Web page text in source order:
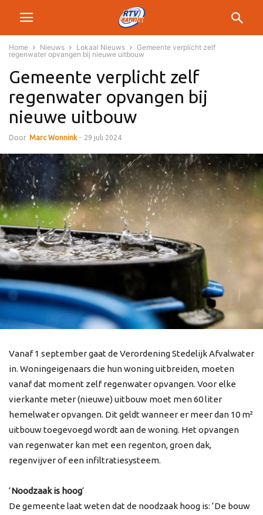
Home Nieuws Lokaal Nieuws
Gemeente verplicht zelf
regenwater opvangen bij nieuwe uitbouw
Gemeente verplicht zelf
regenwater opvangen bij
nieuwe uitbouw
Door Marc Wonnink - 29 juli 2024
Vanaf 1 september gaat de Verordening Stedelijk Afvalwater
in. Woningeigenaars die hun woning uitbreiden, moeten
vanaf dat moment zelf regenwater opvangen. Voor elke
vierkante meter (nieuwe) uitbouw moet men 60 liter
hemelwater opvangen. Dit geldt wanneer er meer dan 10 m²
uitbouw toegevoegd wordt aan de woning. Het opvangen
van regenwater kan met een regenton, groen dak,
regenvijver of een infiltratiesysteem.
‘Noodzaak is hoog‘
De gemeente laat weten dat de noodzaak hoog is: ‘De bouw